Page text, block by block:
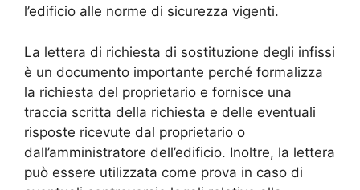
l’edificio alle norme di sicurezza vigenti.
La lettera di richiesta di sostituzione degli infissi
è un documento importante perché formalizza
la richiesta del proprietario e fornisce una
traccia scritta della richiesta e delle eventuali
risposte ricevute dal proprietario o
dall’amministratore dell’edificio. Inoltre, la lettera
può essere utilizzata come prova in caso di